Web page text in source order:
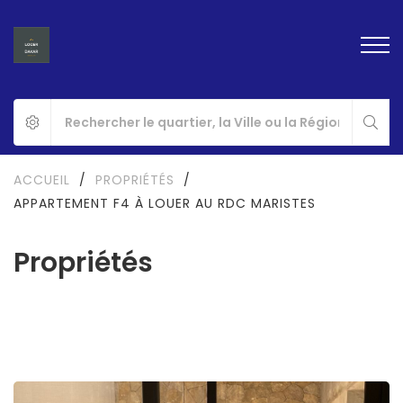
Propriétés
ACCUEIL / PROPRIÉTÉS
/
APPARTEMENT F4 À LOUER AU RDC MARISTES